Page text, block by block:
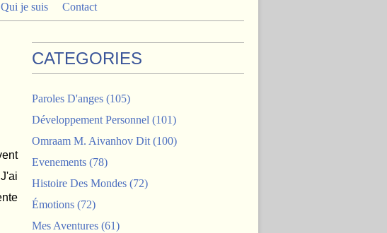
Qui je suis Contact
CATEGORIES
Paroles D'anges (105)
Développement Personnel (101)
Omraam M. Aivanhov Dit (100)
Evenements (78)
Histoire Des Mondes (72)
Émotions (72)
Mes Aventures (61)